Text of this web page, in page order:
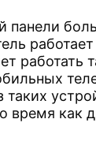
панели
работать
таких
время как